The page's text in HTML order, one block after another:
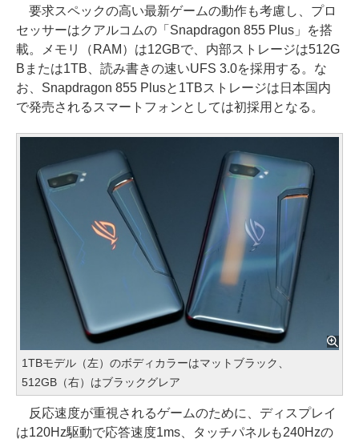
要求スペックの高い最新ゲームの動作も考慮し、プロ
セッサーはクアルコムの「Snapdragon 855 Plus」を搭
載。メモリ（RAM）は12GBで、内部ストレージは512G
Bまたは1TB、読み書きの速いUFS 3.0を採用する。な
お、Snapdragon 855 Plusと1TBストレージは日本国内
で発売されるスマートフォンとしては初採用となる。
1TBモデル（左）のボディカラーはマットブラック、
512GB（右）はブラックグレア
反応速度が重視されるゲームのために、ディスプレイ
は120Hz駆動で応答速度1ms、タッチパネルも240Hzの